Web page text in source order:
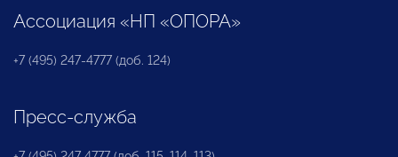
Ассоциация «НП «ОПОРА»
+7 (495) 247-4777 (доб. 124)
Пресс-служба